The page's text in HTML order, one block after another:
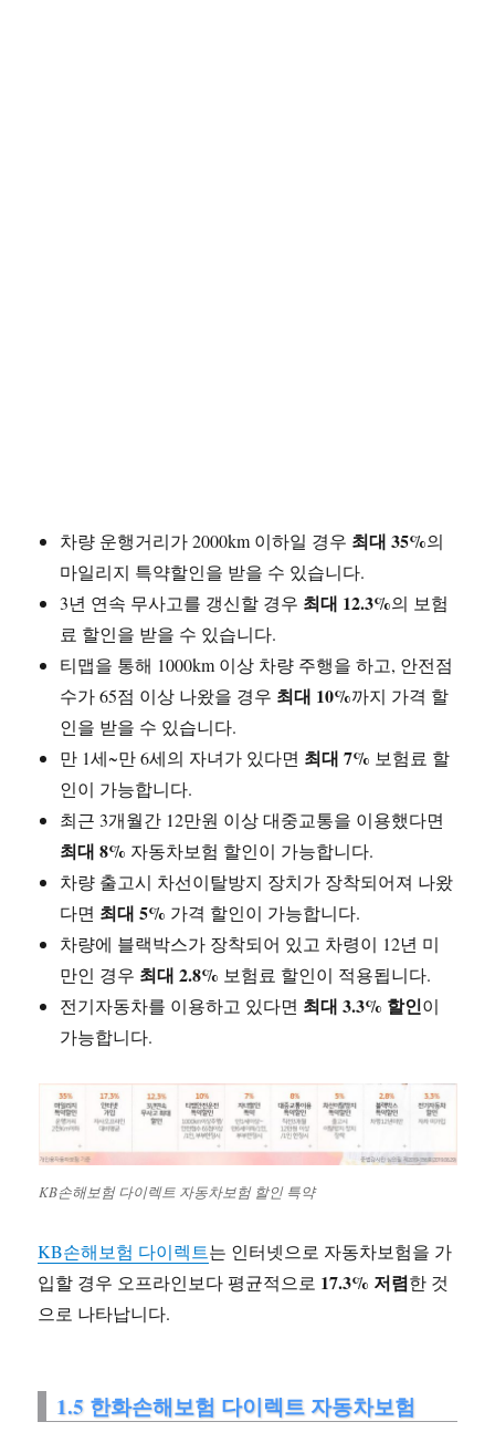
차량 운행거리가 2000km 이하일 경우 최대 35%의
마일리지 특약할인을 받을 수 있습니다.
3년 연속 무사고를 갱신할 경우 최대 12.3%의 보험
료 할인을 받을 수 있습니다.
티맵을 통해 1000km 이상 차량 주행을 하고, 안전점
수가 65점 이상 나왔을 경우 최대 10%까지 가격 할
인을 받을 수 있습니다.
만 1세~만 6세의 자녀가 있다면 최대 7% 보험료 할
인이 가능합니다.
최근 3개월간 12만원 이상 대중교통을 이용했다면
최대 8% 자동차보험 할인이 가능합니다.
차량 출고시 차선이탈방지 장치가 장착되어져 나왔
다면 최대 5% 가격 할인이 가능합니다.
차량에 블랙박스가 장착되어 있고 차령이 12년 미
만인 경우 최대 2.8% 보험료 할인이 적용됩니다.
전기자동차를 이용하고 있다면 최대 3.3% 할인이
가능합니다.
KB손해보험 다이렉트 자동차보험 할인 특약
KB손해보험 다이렉트는 인터넷으로 자동차보험을 가
입할 경우 오프라인보다 평균적으로 17.3% 저렴한 것
으로 나타납니다.
1.5 한화손해보험 다이렉트 자동차보험